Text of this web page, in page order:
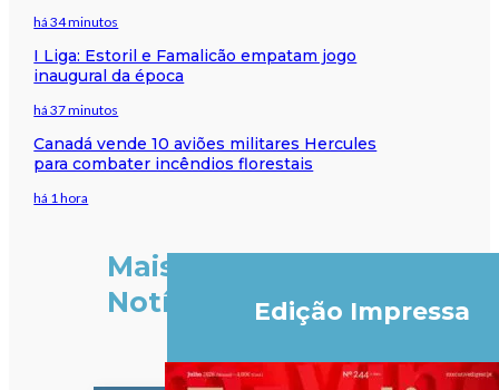
há 34 minutos
I Liga: Estoril e Famalicão empatam jogo
inaugural da época
há 37 minutos
Canadá vende 10 aviões militares Hercules
para combater incêndios florestais
há 1 hora
Mais
Notícias
Edição Impressa